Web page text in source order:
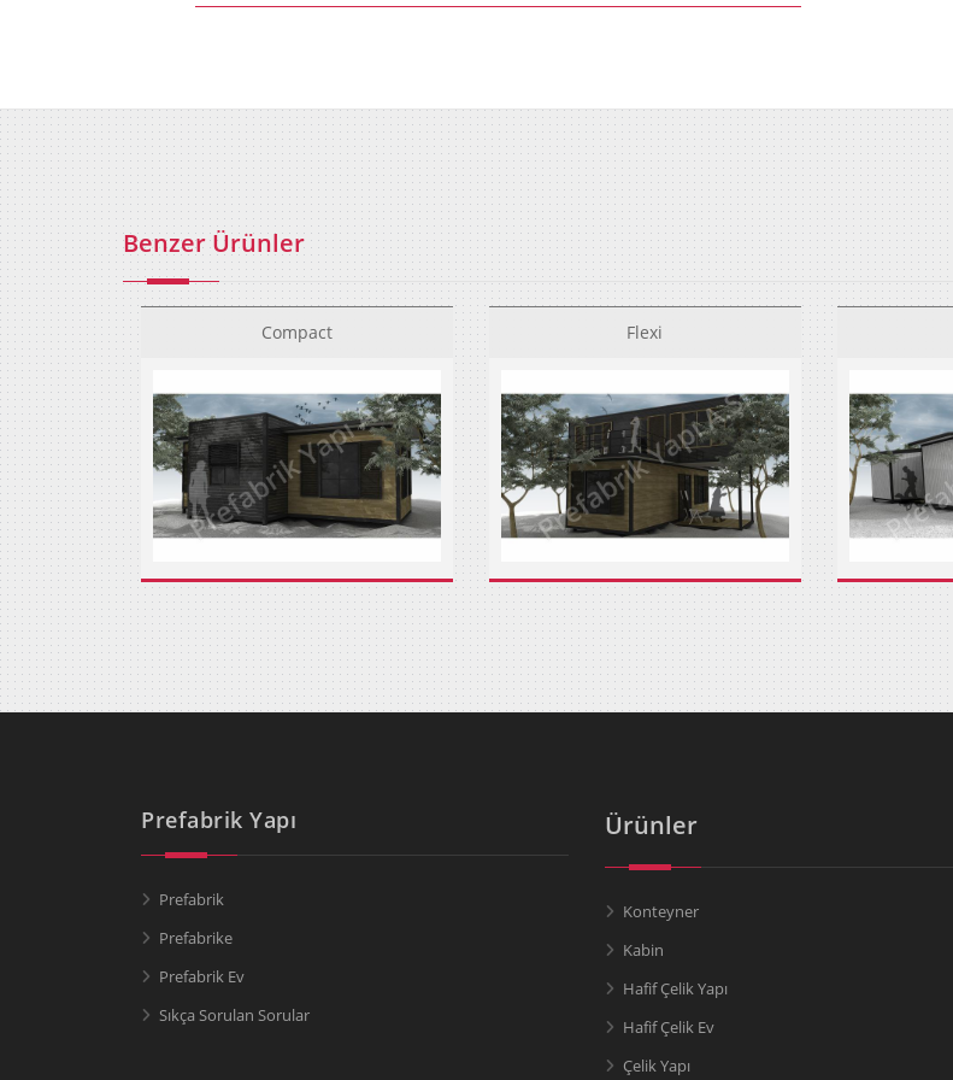
Benzer Ürünler
Compact Flexi
Prefabrik Yapı
Prefabrik
Prefabrike
Prefabrik Ev
Sıkça Sorulan Sorular
Ürünler
Konteyner
Kabin
Hafif Çelik Yapı
Hafif Çelik Ev
Çelik Yapı